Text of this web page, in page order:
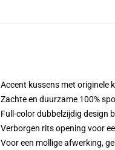
Accent kussens met originele
Zachte en duurzame 100%
Full-color dubbelzijdig design
Verborgen rits opening voor
Voor een mollige afwerking,